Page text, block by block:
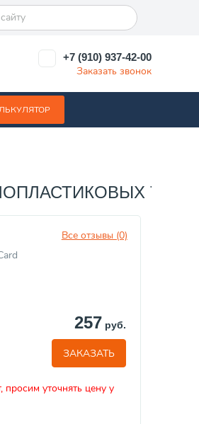
+7 (910) 937-42-00
Заказать звонок
ТРУБ
Все отзывы (0)
257 руб.
ЗАКАЗАТЬ
просим уточнять цену у